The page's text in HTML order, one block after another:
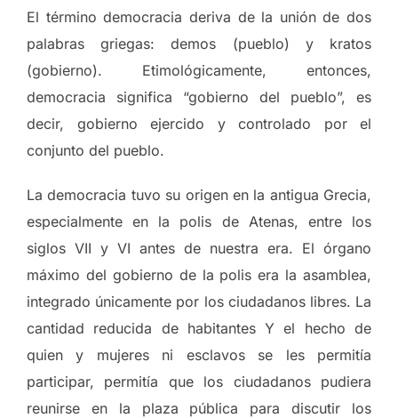
El término democracia deriva de la unión de dos
palabras griegas: demos (pueblo) y kratos
(gobierno). Etimológicamente, entonces,
democracia significa “gobierno del pueblo”, es
decir, gobierno ejercido y controlado por el
conjunto del pueblo.
La democracia tuvo su origen en la antigua Grecia,
especialmente en la polis de Atenas, entre los
siglos VII y VI antes de nuestra era. El órgano
máximo del gobierno de la polis era la asamblea,
integrado únicamente por los ciudadanos libres. La
cantidad reducida de habitantes Y el hecho de
quien y mujeres ni esclavos se les permitía
participar, permitía que los ciudadanos pudiera
reunirse en la plaza pública para discutir los